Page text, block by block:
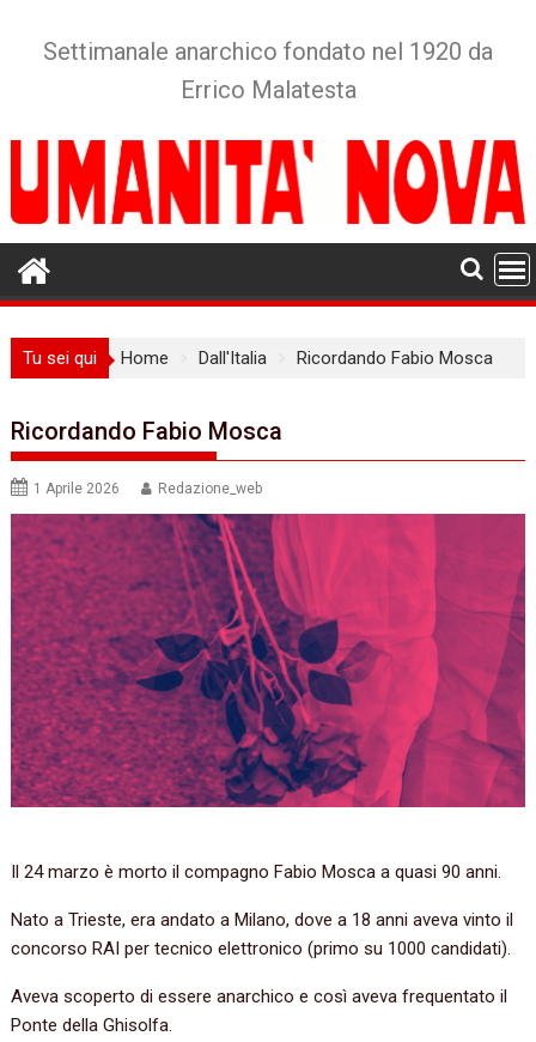
Settimanale anarchico fondato nel 1920 da
Errico Malatesta
Tu sei qui Home Dall'Italia Ricordando Fabio Mosca
Ricordando Fabio Mosca
1 Aprile 2026 Redazione_web
Il 24 marzo è morto il compagno Fabio Mosca a quasi 90 anni.
Nato a Trieste, era andato a Milano, dove a 18 anni aveva vinto il
concorso RAI per tecnico elettronico (primo su 1000 candidati).
Aveva scoperto di essere anarchico e così aveva frequentato il
Ponte della Ghisolfa.